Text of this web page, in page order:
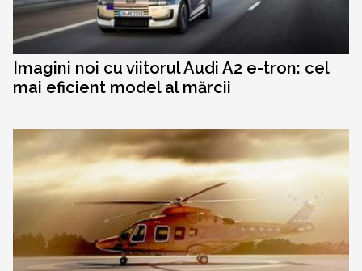
Imagini noi cu viitorul Audi A2 e-tron: cel
mai eficient model al mărcii